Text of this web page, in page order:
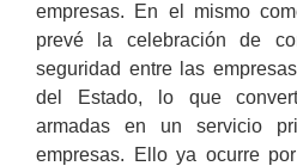
empresas. En el mismo
prevé la celebración de
seguridad entre las
del Estado, lo que
armadas en un servicio
empresas. Ello ya ocurre